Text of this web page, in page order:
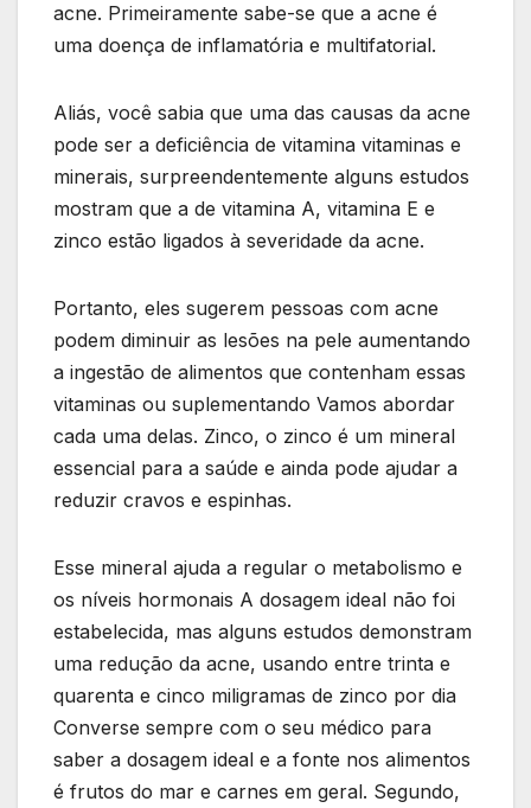
acne. Primeiramente sabe-se que a acne é
uma doença de inflamatória e multifatorial.
Aliás, você sabia que uma das causas da acne
pode ser a deficiência de vitamina vitaminas e
minerais, surpreendentemente alguns estudos
mostram que a de vitamina A, vitamina E e
zinco estão ligados à severidade da acne.
Portanto, eles sugerem pessoas com acne
podem diminuir as lesões na pele aumentando
a ingestão de alimentos que contenham essas
vitaminas ou suplementando Vamos abordar
cada uma delas. Zinco, o zinco é um mineral
essencial para a saúde e ainda pode ajudar a
reduzir cravos e espinhas.
Esse mineral ajuda a regular o metabolismo e
os níveis hormonais A dosagem ideal não foi
estabelecida, mas alguns estudos demonstram
uma redução da acne, usando entre trinta e
quarenta e cinco miligramas de zinco por dia
Converse sempre com o seu médico para
saber a dosagem ideal e a fonte nos alimentos
é frutos do mar e carnes em geral. Segundo,